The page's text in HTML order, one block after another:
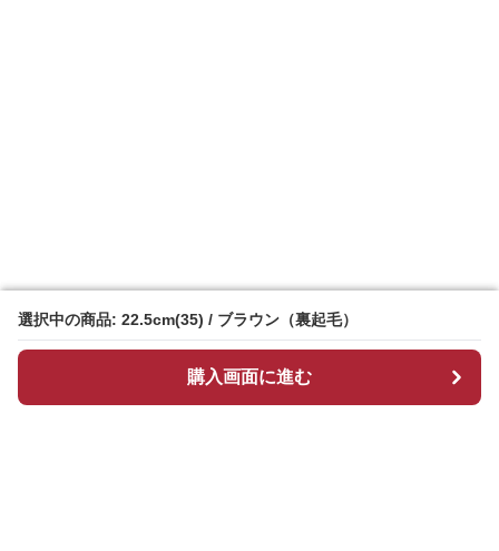
選択中の商品: 22.5cm(35) / ブラウン（裏起毛）
購入画面に進む
選択中の商品: 22.5cm(35) / ブラウン（裏起毛）
購入画面に進む